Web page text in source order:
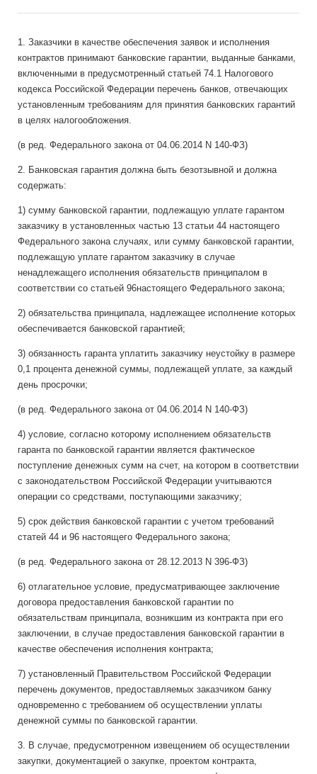
1. Заказчики в качестве обеспечения заявок и исполнения
контрактов принимают банковские гарантии, выданные банками,
включенными в предусмотренный статьей 74.1 Налогового
кодекса Российской Федерации перечень банков, отвечающих
установленным требованиям для принятия банковских гарантий
в целях налогообложения.
(в ред. Федерального закона от 04.06.2014 N 140-ФЗ)
2. Банковская гарантия должна быть безотзывной и должна
содержать:
1) сумму банковской гарантии, подлежащую уплате гарантом
заказчику в установленных частью 13 статьи 44 настоящего
Федерального закона случаях, или сумму банковской гарантии,
подлежащую уплате гарантом заказчику в случае
ненадлежащего исполнения обязательств принципалом в
соответствии со статьей 96настоящего Федерального закона;
2) обязательства принципала, надлежащее исполнение которых
обеспечивается банковской гарантией;
3) обязанность гаранта уплатить заказчику неустойку в размере
0,1 процента денежной суммы, подлежащей уплате, за каждый
день просрочки;
(в ред. Федерального закона от 04.06.2014 N 140-ФЗ)
4) условие, согласно которому исполнением обязательств
гаранта по банковской гарантии является фактическое
поступление денежных сумм на счет, на котором в соответствии
с законодательством Российской Федерации учитываются
операции со средствами, поступающими заказчику;
5) срок действия банковской гарантии с учетом требований
статей 44 и 96 настоящего Федерального закона;
(в ред. Федерального закона от 28.12.2013 N 396-ФЗ)
6) отлагательное условие, предусматривающее заключение
договора предоставления банковской гарантии по
обязательствам принципала, возникшим из контракта при его
заключении, в случае предоставления банковской гарантии в
качестве обеспечения исполнения контракта;
7) установленный Правительством Российской Федерации
перечень документов, предоставляемых заказчиком банку
одновременно с требованием об осуществлении уплаты
денежной суммы по банковской гарантии.
3. В случае, предусмотренном извещением об осуществлении
закупки, документацией о закупке, проектом контракта,